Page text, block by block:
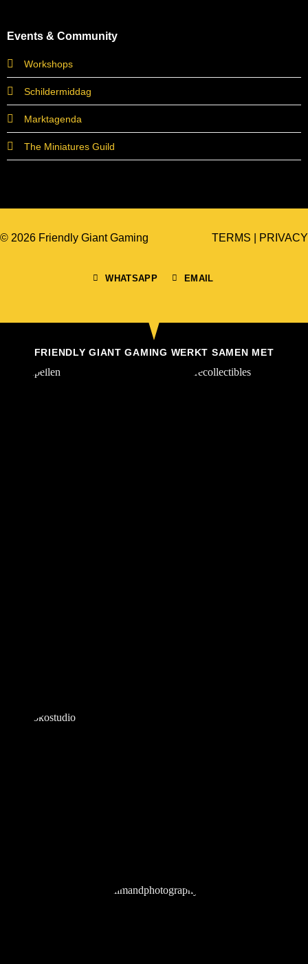
Events & Community
Workshops
Schildermiddag
Marktagenda
The Miniatures Guild
© 2026 Friendly Giant Gaming
WHATSAPP EMAIL
TERMS PRIVACY
FRIENDLY GIANT GAMING WERKT SAMEN MET